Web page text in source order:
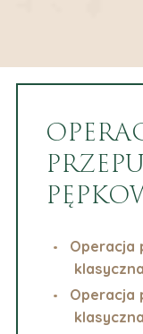
Operacja
Operacja